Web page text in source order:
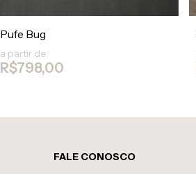
Pufe Bug
a partir de:
R$798,00
FALE CONOSCO